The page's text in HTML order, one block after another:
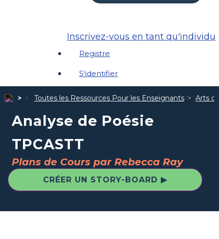
Inscrivez-vous en tant qu'individu
Registre
S'identifier
Toutes les Ressources Pour les Enseignants Arts
Analyse de Poésie
TPCASTT
Plans de Cours par Rebecca Ray
CRÉER UN STORY-BOARD ▶